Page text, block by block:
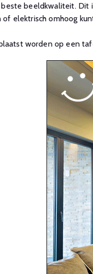
beste beeldkwaliteit.
elektrisch omhoog
worden op een